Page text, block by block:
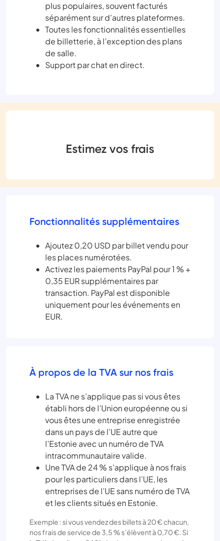
plus populaires, souvent facturés
séparément sur d’autres plateformes.
Toutes les fonctionnalités essentielles
de billetterie, à l’exception des plans
de salle.
Support par chat en direct.
Estimez vos frais
Fonctionnalités supplémentaires
Ajoutez 0,20 USD par billet vendu pour
les places numérotées.
Activez les paiements PayPal pour 1 % +
0,35 EUR supplémentaires par
transaction. PayPal est disponible
uniquement pour les événements en
EUR.
À propos de la TVA sur nos frais
La TVA ne s’applique pas si vous êtes
établi hors de l’Union européenne ou si
vous êtes une entreprise enregistrée
dans un pays de l’UE autre que
l’Estonie avec un numéro de TVA
intracommunautaire valide.
Une TVA de 24 % s’applique à nos frais
pour les particuliers dans l’UE, les
entreprises de l’UE sans numéro de TVA
et les clients situés en Estonie.
Exemple : si vous vendez des billets à 20 € chacun,
nos frais de service de 3,5 % s’élèvent à 0,70 €. Si